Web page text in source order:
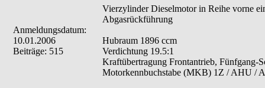
Anmeldungsdatum:
10.01.2006
Beiträge: 515
Vierzylinder Dieselmotor in Reihe vorne
Abgasrückführung
Hubraum 1896 ccm
Verdichtung 19.5:1
Kraftübertragung Frontantrieb, Fünfgang-
Motorkennbuchstabe (MKB) 1Z / AHU /